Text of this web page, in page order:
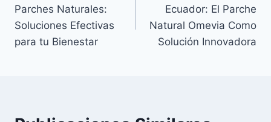
Parches Naturales:
Soluciones Efectivas
para tu Bienestar
Ecuador: El Parche
Natural Omevia Como
Solución Innovadora